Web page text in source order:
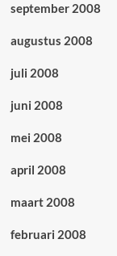
september 2008
augustus 2008
juli 2008
juni 2008
mei 2008
april 2008
maart 2008
februari 2008